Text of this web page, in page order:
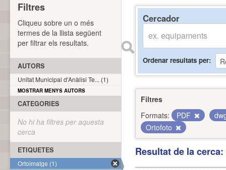
Cercador
Ordenar resultats per
Filtres
Formats:
PDF
Ortofoto
Resultat de la
Filtres
Cliqueu sobre un o més
termes de la llista següent
per filtrar els resultats.
AUTORS
Unitat Municipal d'Anàlisi Te... (1)
MOSTRAR MENYS AUTORS
CATEGORIES
No hi ha filtres per aquesta
cerca
ETIQUETES
Ortoimatge (1)